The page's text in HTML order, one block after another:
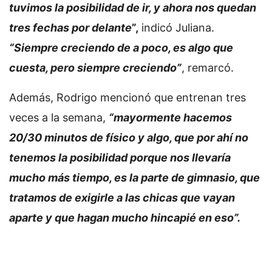
tuvimos la posibilidad de ir, y ahora nos quedan
tres fechas por delante”, indicó Juliana.
“Siempre creciendo de a poco, es algo que
cuesta, pero siempre creciendo”, remarcó.
Además, Rodrigo mencionó que entrenan tres
veces a la semana, “mayormente hacemos
20/30 minutos de físico y algo, que por ahí no
tenemos la posibilidad porque nos llevaría
mucho más tiempo, es la parte de gimnasio, que
tratamos de exigirle a las chicas que vayan
aparte y que hagan mucho hincapié en eso”.